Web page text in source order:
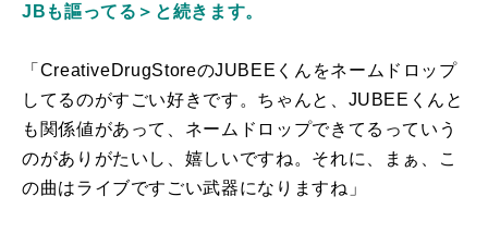
JBも謳ってる＞と続きます。
「CreativeDrugStoreのJUBEEくんをネームドロップ
してるのがすごい好きです。ちゃんと、JUBEEくんと
も関係値があって、ネームドロップできてるっていう
のがありがたいし、嬉しいですね。それに、まぁ、こ
の曲はライブですごい武器になりますね」